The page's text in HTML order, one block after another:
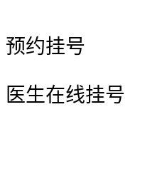
预约挂号
医生在线挂号